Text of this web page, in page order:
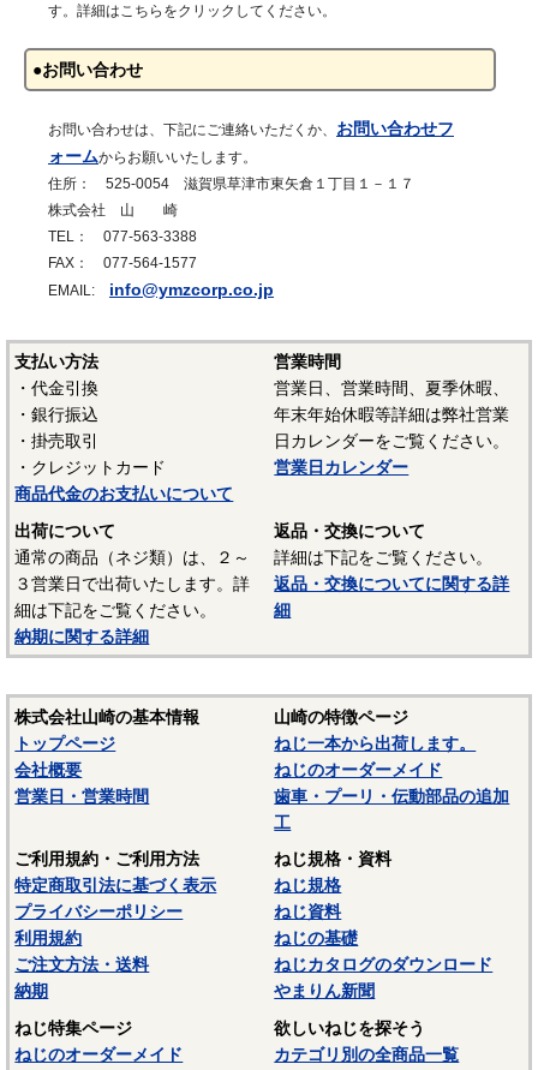
す。詳細はこちらをクリックしてください。
●お問い合わせ
お問い合わせは、下記にご連絡いただくか、 お問い合わせフ
ォームからお願いいたします。
住所： 525-0054 滋賀県草津市東矢倉１丁目１－１７
株式会社 山 崎
TEL： 077-563-3388
FAX： 077-564-1577
EMAIL: info@ymzcorp.co.jp
支払い方法
・代金引換
・銀行振込
・掛売取引
・クレジットカード
商品代金のお支払いについて
営業時間
営業日、営業時間、夏季休暇、
年末年始休暇等詳細は弊社営業
日カレンダーをご覧ください。
営業日カレンダー
出荷について
通常の商品（ネジ類）は、２～
３営業日で出荷いたします。詳
細は下記をご覧ください。
納期に関する詳細
返品・交換について
詳細は下記をご覧ください。
返品・交換についてに関する詳
細
株式会社山崎の基本情報
トップページ
会社概要
営業日・営業時間
山崎の特徴ページ
ねじ一本から出荷します。
ねじのオーダーメイド
歯車・プーリ・伝動部品の追加
工
ご利用規約・ご利用方法
特定商取引法に基づく表示
プライバシーポリシー
利用規約
ご注文方法・送料
納期
ねじ規格・資料
ねじ規格
ねじ資料
ねじの基礎
ねじカタログのダウンロード
やまりん新聞
ねじ特集ページ
ねじのオーダーメイド
欲しいねじを探そう
カテゴリ別の全商品一覧